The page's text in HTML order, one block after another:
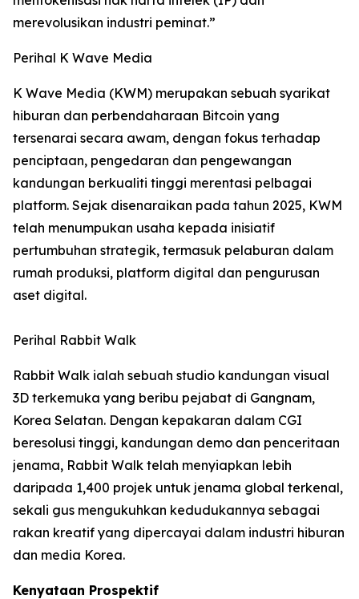
merevolusikan industri peminat.”
Perihal K Wave Media
K Wave Media (KWM) merupakan sebuah syarikat
hiburan dan perbendaharaan Bitcoin yang
tersenarai secara awam, dengan fokus terhadap
penciptaan, pengedaran dan pengewangan
kandungan berkualiti tinggi merentasi pelbagai
platform. Sejak disenaraikan pada tahun 2025, KWM
telah menumpukan usaha kepada inisiatif
pertumbuhan strategik, termasuk pelaburan dalam
rumah produksi, platform digital dan pengurusan
aset digital.
Perihal Rabbit Walk
Rabbit Walk ialah sebuah studio kandungan visual
3D terkemuka yang beribu pejabat di Gangnam,
Korea Selatan. Dengan kepakaran dalam CGI
beresolusi tinggi, kandungan demo dan penceritaan
jenama, Rabbit Walk telah menyiapkan lebih
daripada 1,400 projek untuk jenama global terkenal,
sekali gus mengukuhkan kedudukannya sebagai
rakan kreatif yang dipercayai dalam industri hiburan
dan media Korea.
Kenyataan Prospektif